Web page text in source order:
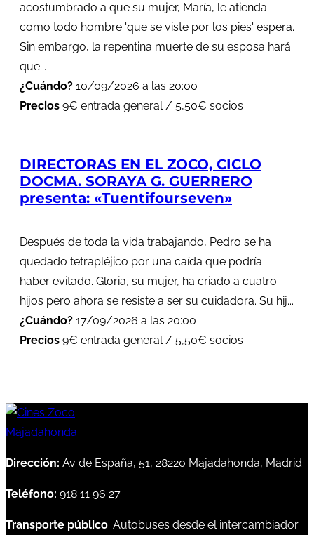
acostumbrado a que su mujer, María, le atienda
como todo hombre 'que se viste por los pies' espera.
Sin embargo, la repentina muerte de su esposa hará
que...
¿Cuándo? 10/09/2026 a las 20:00
Precios 9€ entrada general / 5,50€ socios
DIRECTORAS EN EL ZOCO, CICLO
DOCMA. SORAYA G. GUERRERO
presenta: «Tuentifourseven»
Después de toda la vida trabajando, Pedro se ha
quedado tetrapléjico por una caída que podría
haber evitado. Gloria, su mujer, ha criado a cuatro
hijos pero ahora se resiste a ser su cuidadora. Su hij...
¿Cuándo? 17/09/2026 a las 20:00
Precios 9€ entrada general / 5,50€ socios
Dirección: Av de España, 51, 28220 Majadahonda, Madrid
Teléfono: 918 11 96 27
Transporte público: Autobuses desde el intercambiador